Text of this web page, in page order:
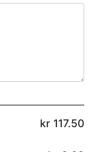
kr 117.50